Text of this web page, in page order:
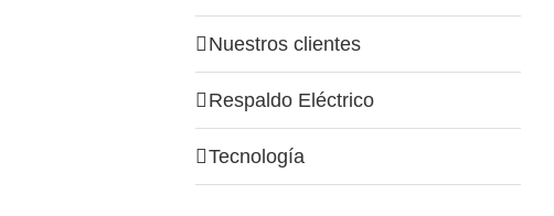
Nuestros clientes
Respaldo Eléctrico
Tecnología